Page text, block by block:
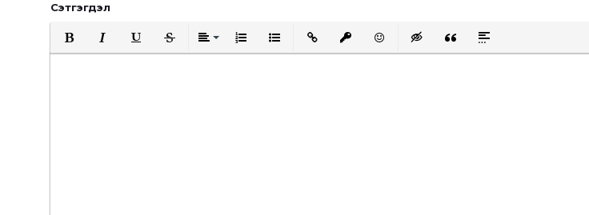
Сэтгэгдэл
Bold Italic UnderlineStrikethrough
AlignOrdered ListUnordered List
Insert LinkInsert protected link
EmoticonsInsert hidden text
Insert QuoteInsert spoiler